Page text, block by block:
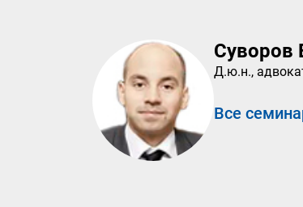
Суворов
Д.ю.н.,
Все